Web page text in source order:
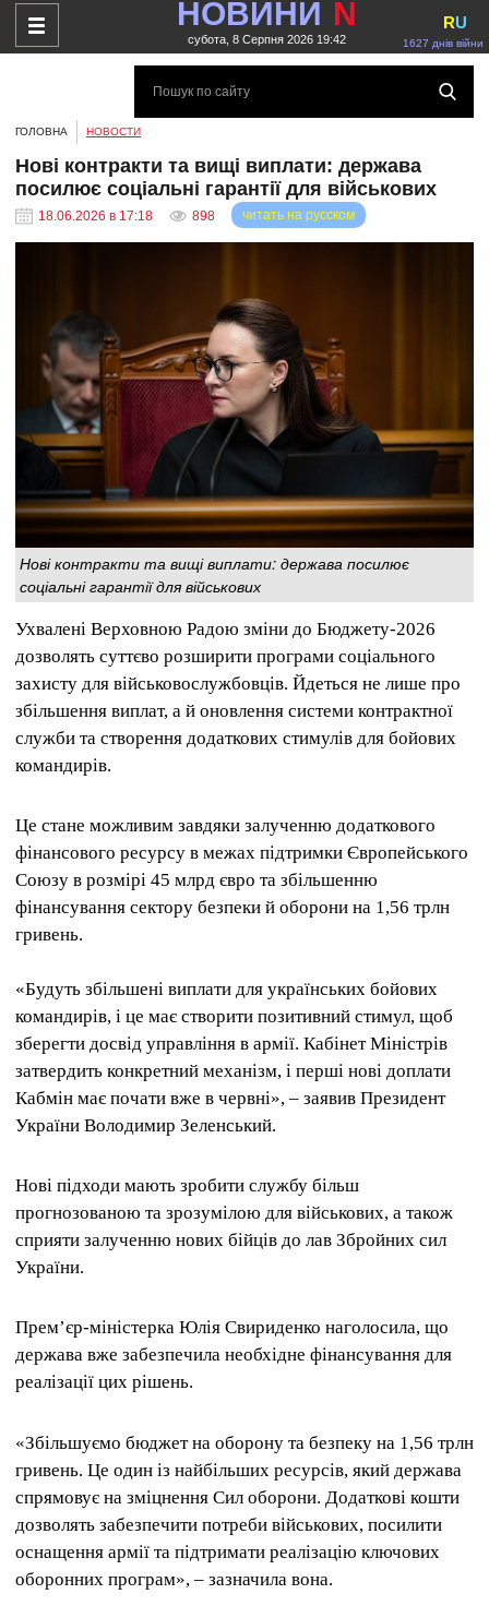
НОВИНИ N
субота, 8 Серпня 2026 19:42 1627 днів війни
RU
ГОЛОВНА НОВОСТИ
Нові контракти та вищі виплати: держава
посилює соціальні гарантії для військових
18.06.2026 в 17:18 898 читать на русском
Нові контракти та вищі виплати: держава посилює
соціальні гарантії для військових
Ухвалені Верховною Радою зміни до Бюджету-2026
дозволять суттєво розширити програми соціального
захисту для військовослужбовців. Йдеться не лише про
збільшення виплат, а й оновлення системи контрактної
служби та створення додаткових стимулів для бойових
командирів.
Це стане можливим завдяки залученню додаткового
фінансового ресурсу в межах підтримки Європейського
Союзу в розмірі 45 млрд євро та збільшенню
фінансування сектору безпеки й оборони на 1,56 трлн
гривень.
«Будуть збільшені виплати для українських бойових
командирів, і це має створити позитивний стимул, щоб
зберегти досвід управління в армії. Кабінет Міністрів
затвердить конкретний механізм, і перші нові доплати
Кабмін має почати вже в червні», – заявив Президент
України Володимир Зеленський.
Нові підходи мають зробити службу більш
прогнозованою та зрозумілою для військових, а також
сприяти залученню нових бійців до лав Збройних сил
України.
Прем’єр-міністерка Юлія Свириденко наголосила, що
держава вже забезпечила необхідне фінансування для
реалізації цих рішень.
«Збільшуємо бюджет на оборону та безпеку на 1,56 трлн
гривень. Це один із найбільших ресурсів, який держава
спрямовує на зміцнення Сил оборони. Додаткові кошти
дозволять забезпечити потреби військових, посилити
оснащення армії та підтримати реалізацію ключових
оборонних програм», – зазначила вона.